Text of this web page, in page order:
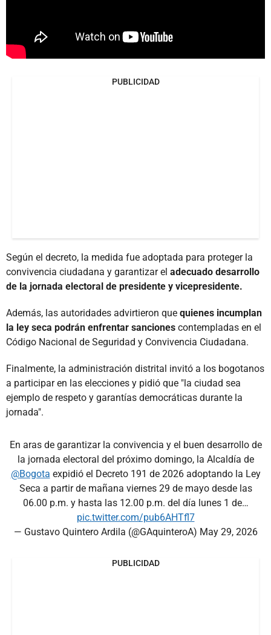
PUBLICIDAD
Según el decreto, la medida fue adoptada para proteger la
convivencia ciudadana y garantizar el adecuado desarrollo
de la jornada electoral de presidente y vicepresidente.
Además, las autoridades advirtieron que quienes incumplan
la ley seca podrán enfrentar sanciones contempladas en el
Código Nacional de Seguridad y Convivencia Ciudadana.
Finalmente, la administración distrital invitó a los bogotanos
a participar en las elecciones y pidió que "la ciudad sea
ejemplo de respeto y garantías democráticas durante la
jornada".
En aras de garantizar la convivencia y el buen desarrollo de
la jornada electoral del próximo domingo, la Alcaldía de
@Bogota expidió el Decreto 191 de 2026 adoptando la Ley
Seca a partir de mañana viernes 29 de mayo desde las
06.00 p.m. y hasta las 12.00 p.m. del día lunes 1 de…
pic.twitter.com/pub6AHTfl7
— Gustavo Quintero Ardila (@GAquinteroA) May 29, 2026
PUBLICIDAD